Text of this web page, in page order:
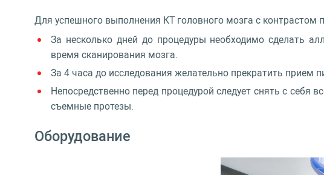
Для успешного выполнения КТ головного мозга с контрастом
За несколько дней до процедуры необходимо сделать
время сканирования мозга.
За 4 часа до исследования желательно прекратить
Непосредственно перед процедурой следует снять с
съемные протезы.
Оборудование